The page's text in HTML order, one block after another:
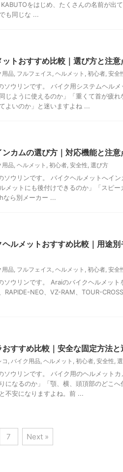
をはじめ、たくさんの名前が出
も同じな ...
トおすすめ比較｜選び方と注意
用品, フルフェイス, ヘルメット , 初心者, 安全
ソウリンです。 バイク用システムヘルメ
じように使えるのか」「重くて首が疲れ
よいのか」と迷いますよね ...
カムの選び方｜対応機能と注意
用品, ヘルメット , 初心者, 安全性, 選び方
ソウリンです。 バイクヘルメットへイン
メットにも後付けできるのか」「スピー
なら別メーカー ...
ルメットおすすめ比較｜用途別
用品, フルフェイス, ヘルメット , 初心者, 安全
ソウリンです。 Araiのバイクヘルメット
RAPIDE-NEO、VZ-RAM、TOUR-
すすめ比較｜安全な固定方法と
コ , バイク用品, ヘルメット , 初心者, 安全性,
ソウリンです。 バイク用のヘルメットカ
になるのか」「顎、横、頭頂部のどこへ
不安になりますよね。前 ...
7 Next »